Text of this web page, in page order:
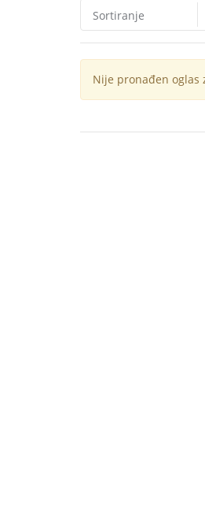
Sortiranje
Nije pronađen